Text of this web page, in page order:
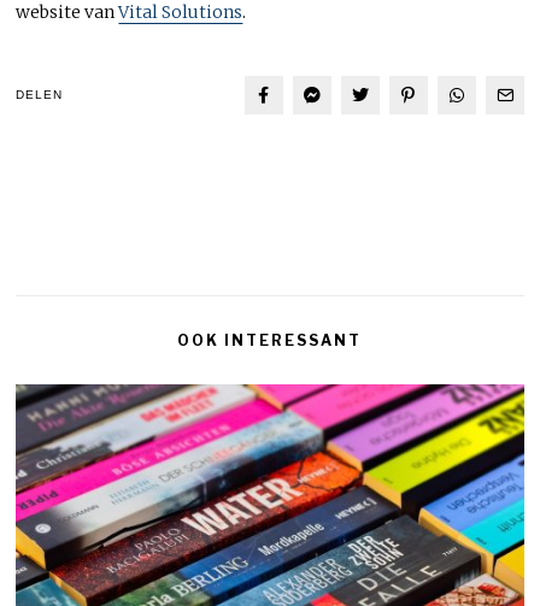
website vanVital Solutions.
DELEN
OOK INTERESSANT